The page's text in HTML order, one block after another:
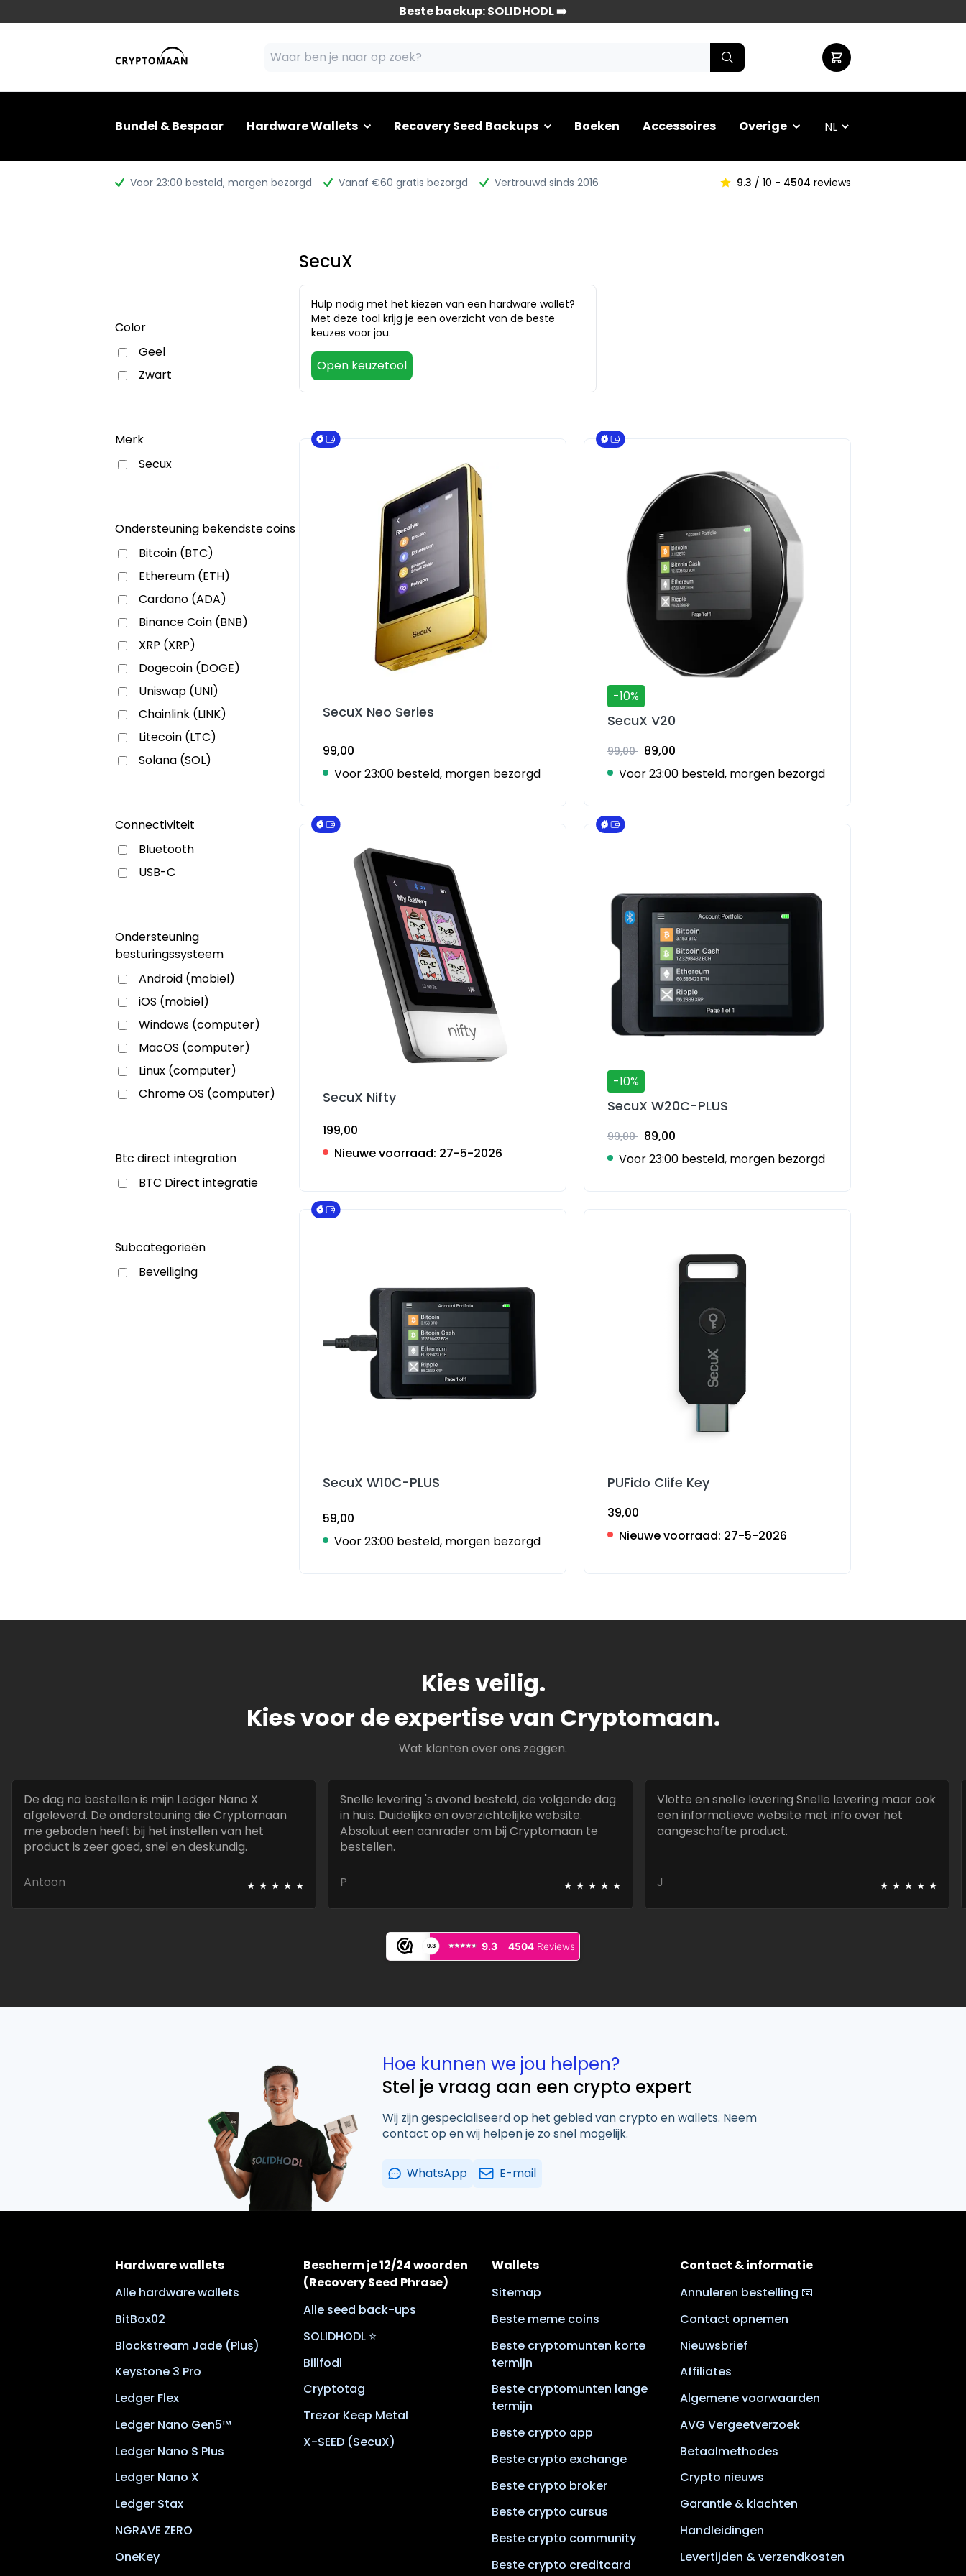
Beste backup: SOLIDHODL ➡️
Bundel & Bespaar Hardware Wallets Recovery Seed Backups Boeken Accessoires Overige
Voor 23:00 besteld, morgen bezorgd Vanaf €60 gratis bezorgd Vertrouwd sinds 2016 9.3 / 10 - 4504 reviews
Color
Geel
Zwart
Merk
Secux
Ondersteuning bekendste coins
Bitcoin (BTC)
Ethereum (ETH)
Cardano (ADA)
Binance Coin (BNB)
XRP (XRP)
Dogecoin (DOGE)
Uniswap (UNI)
Chainlink (LINK)
Litecoin (LTC)
Solana (SOL)
Connectiviteit
Bluetooth
USB-C
Ondersteuning
besturingssysteem
Android (mobiel)
iOS (mobiel)
Windows (computer)
MacOS (computer)
Linux (computer)
Chrome OS (computer)
Btc direct integration
BTC Direct integratie
Subcategorieën
Beveiliging
SecuX
Hulp nodig met het kiezen van een hardware wallet?
Met deze tool krijg je een overzicht van de beste
keuzes voor jou.
Open keuzetool
SecuX Neo Series
99,00
Voor 23:00 besteld, morgen bezorgd
-10%
SecuX V20
99,00 89,00
Voor 23:00 besteld, morgen bezorgd
SecuX Nifty
199,00
Nieuwe voorraad: 27-5-2026
-10%
SecuX W20C-PLUS
99,00 89,00
Voor 23:00 besteld, morgen bezorgd
SecuX W10C-PLUS
59,00
Voor 23:00 besteld, morgen bezorgd
PUFido Clife Key
39,00
Nieuwe voorraad: 27-5-2026
Kies veilig.
Kies voor de expertise van Cryptomaan.
Wat klanten over ons zeggen.
De dag na bestellen is mijn Ledger Nano X
afgeleverd. De ondersteuning die Cryptomaan
me geboden heeft bij het instellen van het
product is zeer goed, snel en deskundig.
Antoon ⭑ ⭑ ⭑ ⭑ ⭑
Snelle levering 's avond besteld, de volgende dag
in huis. Duidelijke en overzichtelijke website.
Absoluut een aanrader om bij Cryptomaan te
bestellen.
P ⭑ ⭑ ⭑ ⭑ ⭑
Vlotte en snelle levering Snelle levering maar ook
een informatieve website met info over het
aangeschafte product.
J ⭑ ⭑ ⭑ ⭑ ⭑
9.3 ⭑⭑⭑⭑⭑
⭑⭑⭑⭑⭑ 9.3 4504Reviews
Hoe kunnen we jou helpen?
Stel je vraag aan een crypto expert
Wij zijn gespecialiseerd op het gebied van crypto en wallets. Neem
contact op en wij helpen je zo snel mogelijk.
WhatsApp E-mail
Hardware wallets
Alle hardware wallets
BitBox02
Blockstream Jade (Plus)
Keystone 3 Pro
Ledger Flex
Ledger Nano Gen5™
Ledger Nano S Plus
Ledger Nano X
Ledger Stax
NGRAVE ZERO
OneKey
Bescherm je 12/24 woorden
(Recovery Seed Phrase)
Alle seed back-ups
SOLIDHODL ⭐
Billfodl
Cryptotag
Trezor Keep Metal
X-SEED (SecuX)
Wallets
Sitemap
Beste meme coins
Beste cryptomunten korte
termijn
Beste cryptomunten lange
termijn
Beste crypto app
Beste crypto exchange
Beste crypto broker
Beste crypto cursus
Beste crypto community
Beste crypto creditcard
Contact & informatie
Annuleren bestelling 📧
Contact opnemen
Nieuwsbrief
Affiliates
Algemene voorwaarden
AVG Vergeetverzoek
Betaalmethodes
Crypto nieuws
Garantie & klachten
Handleidingen
Levertijden & verzendkosten